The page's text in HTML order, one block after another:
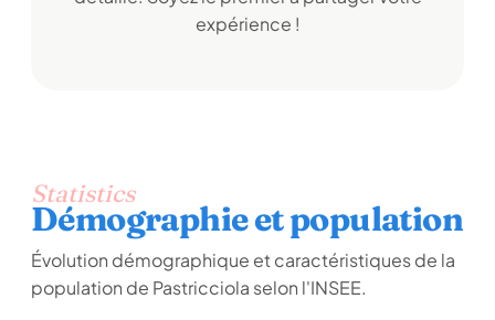
expérience !
Statistics
Démographie et population
Évolution démographique et caractéristiques de la
population de Pastricciola selon l'INSEE.